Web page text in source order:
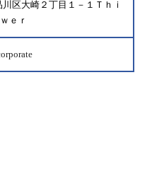
区大崎２丁目１－１Ｔｈｉ
ｅｒ